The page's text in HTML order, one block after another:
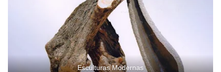
Esculturas Modernas